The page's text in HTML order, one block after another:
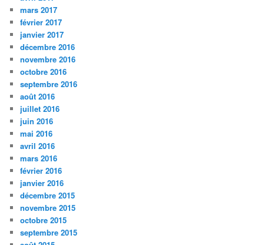
mars 2017
février 2017
janvier 2017
décembre 2016
novembre 2016
octobre 2016
septembre 2016
août 2016
juillet 2016
juin 2016
mai 2016
avril 2016
mars 2016
février 2016
janvier 2016
décembre 2015
novembre 2015
octobre 2015
septembre 2015